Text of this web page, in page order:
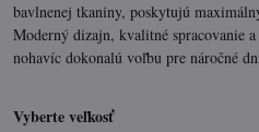
bavlnenej tkaniny, poskytujú
Moderný dizajn, kvalitné spracovanie
nohavíc dokonalú voľbu pre náročné
Vyberte veľkosť